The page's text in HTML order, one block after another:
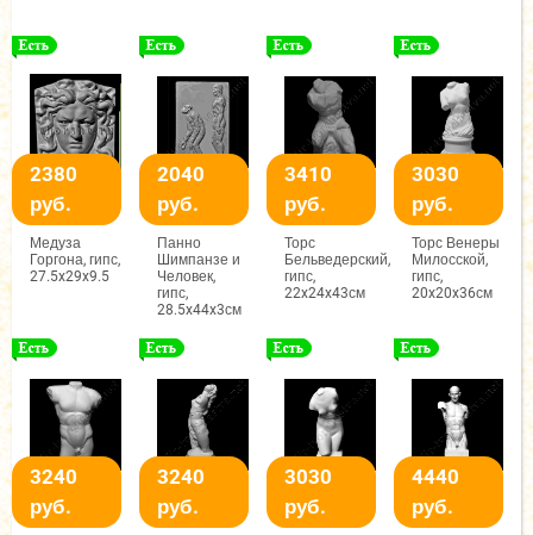
2380
руб.
Медуза
Горгона, гипс,
27.5x29x9.5
2040
руб.
Панно
Шимпанзе и
Человек,
гипс,
28.5x44x3см
3410
руб.
Торс
Бельведерский,
гипс,
22x24x43см
3030
руб.
Торс Венеры
Милосской,
гипс,
20x20x36см
3240
руб.
3240
руб.
3030
руб.
4440
руб.